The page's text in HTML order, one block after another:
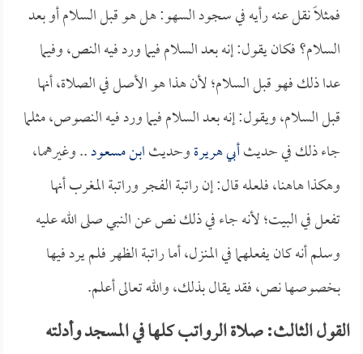
فمثلاً نقل عنه رأيه في سجود السهو: هل هو قبل السلام أو بعد
السلام؟ فكان يقول: إنه بعد السلام فيما ورد فيه النص، وفيما
عدا ذلك فهو قبل السلام؛ لأن هذا هو الأصل في الصلاة، أنها
قبل السلام، ويقول: إنه بعد السلام فيما ورد فيه النصوص، مثلما
جاء ذلك في حديثأبي هريرةوحديثابن مسعود.. وغيرهما،
وهكذا هاهنا، فلعله قال: إن راتبة الفجر وراتبة المغرب أنها
تفعل في البيت؛ لأنه جاء في ذلك نص عن النبي صلى الله عليه
وسلم أنه كان يفعلهما في المنزل، أما راتبة الظهر فلم يرد فيها
بخصوصها نص، فقد يقال بذلك، والله تعالى أعلم.
القول الثالث: صلاة الرواتب كلها في المسجد وأدلته